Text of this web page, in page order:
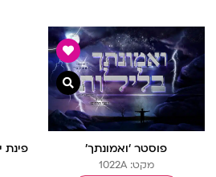
פוסטר ‘ואמונתך’
מקט: 1022A